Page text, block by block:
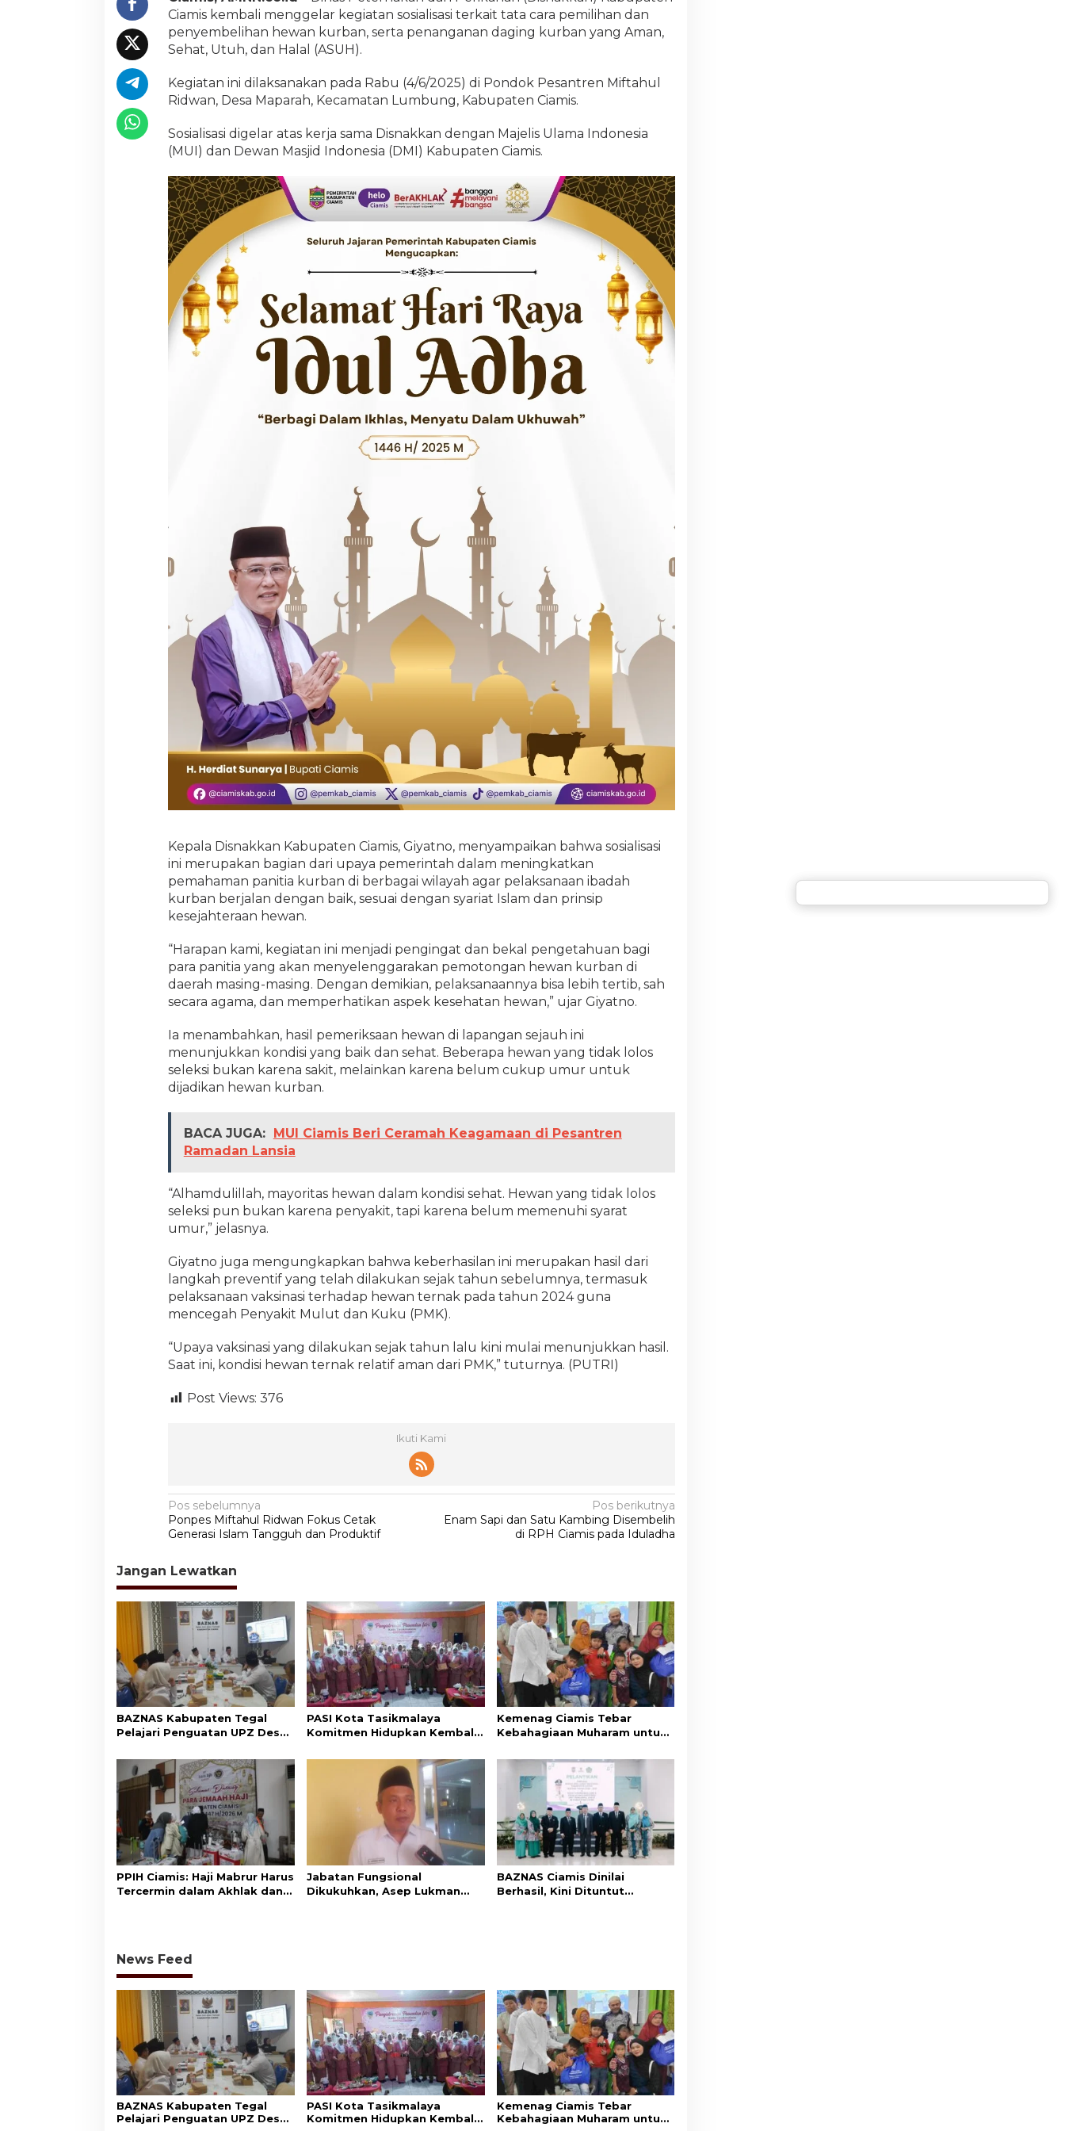
i
G
a
d
e
P
o
p
e
s
a
n
U
l
a
m
a
Ciamis kembali menggelar kegiatan sosialisasi terkait tata cara pemilihan dan
penyembelihan hewan kurban, serta penanganan daging kurban yang Aman,
Sehat, Utuh, dan Halal (ASUH).
Kegiatan ini dilaksanakan pada Rabu (4/6/2025) di Pondok Pesantren Miftahul
Ridwan, Desa Maparah, Kecamatan Lumbung, Kabupaten Ciamis.
Sosialisasi digelar atas kerja sama Disnakkan dengan Majelis Ulama Indonesia
(MUI) dan Dewan Masjid Indonesia (DMI) Kabupaten Ciamis.
Kepala Disnakkan Kabupaten Ciamis, Giyatno, menyampaikan bahwa sosialisasi
ini merupakan bagian dari upaya pemerintah dalam meningkatkan
pemahaman panitia kurban di berbagai wilayah agar pelaksanaan ibadah
kurban berjalan dengan baik, sesuai dengan syariat Islam dan prinsip
kesejahteraan hewan.
“Harapan kami, kegiatan ini menjadi pengingat dan bekal pengetahuan bagi
para panitia yang akan menyelenggarakan pemotongan hewan kurban di
daerah masing-masing. Dengan demikian, pelaksanaannya bisa lebih tertib, sah
secara agama, dan memperhatikan aspek kesehatan hewan,” ujar Giyatno.
Ia menambahkan, hasil pemeriksaan hewan di lapangan sejauh ini
menunjukkan kondisi yang baik dan sehat. Beberapa hewan yang tidak lolos
seleksi bukan karena sakit, melainkan karena belum cukup umur untuk
dijadikan hewan kurban.
BACA JUGA: MUI Ciamis Beri Ceramah Keagamaan di Pesantren
Ramadan Lansia
“Alhamdulillah, mayoritas hewan dalam kondisi sehat. Hewan yang tidak lolos
seleksi pun bukan karena penyakit, tapi karena belum memenuhi syarat
umur,” jelasnya.
Giyatno juga mengungkapkan bahwa keberhasilan ini merupakan hasil dari
langkah preventif yang telah dilakukan sejak tahun sebelumnya, termasuk
pelaksanaan vaksinasi terhadap hewan ternak pada tahun 2024 guna
mencegah Penyakit Mulut dan Kuku (PMK).
“Upaya vaksinasi yang dilakukan sejak tahun lalu kini mulai menunjukkan hasil.
Saat ini, kondisi hewan ternak relatif aman dari PMK,” tuturnya. (PUTRI)
Post Views: 376
Ikuti Kami
N
a
i
g
a
s
i
p
o
s
Pos sebelumnya
Ponpes Miftahul Ridwan Fokus Cetak
Generasi Islam Tangguh dan Produktif
Pos berikutnya
Enam Sapi dan Satu Kambing Disembelih
di RPH Ciamis pada Iduladha
Jangan Lewatkan
BAZNAS Kabupaten Tegal
Pelajari Penguatan UPZ Desa
PASI Kota Tasikmalaya
Komitmen Hidupkan Kembali
Kemenag Ciamis Tebar
Kebahagiaan Muharam untuk
Disabilitas
PPIH Ciamis: Haji Mabrur Harus
Tercermin dalam Akhlak dan
Jabatan Fungsional
Dikukuhkan, Asep Lukman
BAZNAS Ciamis Dinilai
Berhasil, Kini Dituntut
News Feed
BAZNAS Kabupaten Tegal
Pelajari Penguatan UPZ Desa
PASI Kota Tasikmalaya
Komitmen Hidupkan Kembali
Kemenag Ciamis Tebar
Kebahagiaan Muharam untuk